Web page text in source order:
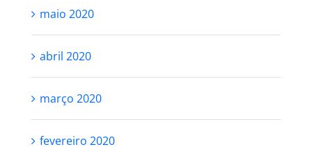
maio 2020
abril 2020
março 2020
fevereiro 2020